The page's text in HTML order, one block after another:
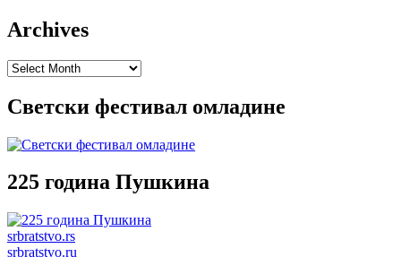
Archives
Archives
Светски фестивал омладине
225 година Пушкина
srbratstvo.rs
srbratstvo.ru